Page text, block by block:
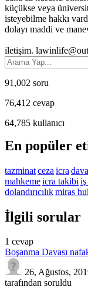
küçükse veya
isteyebilme hakkı
dolayı maddi ve
iletişim.
91,002 soru
76,412 cevap
64,785 kullanıcı
En popüler
tazminatceza icra dava
mahkemeicra takibi
dolandırıcılıkmiras
İlgili sorular
1 cevap
Boşanma Davası
26, Ağustos,
tarafından soruldu